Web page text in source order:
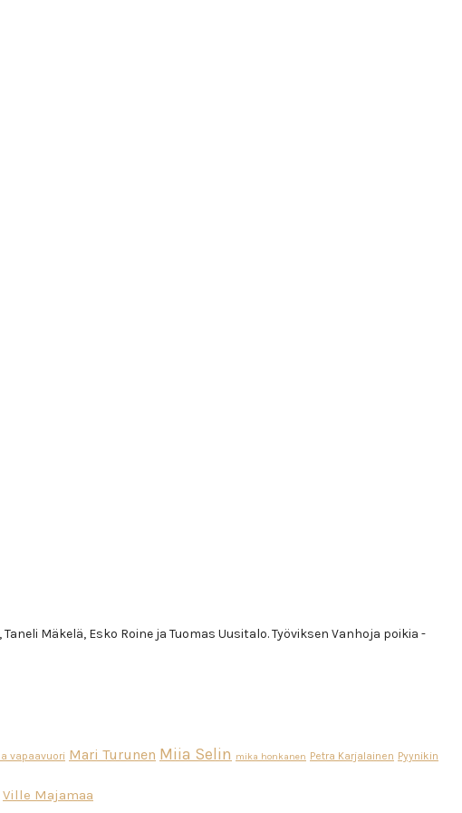
Mäkelä, Esko Roine ja Tuomas Uusitalo. Työviksen Vanhoja poikia -
vapaavuori Mari Turunen Miia Selin mika honkanen Petra Karjalainen Pyynikin
Ville Majamaa